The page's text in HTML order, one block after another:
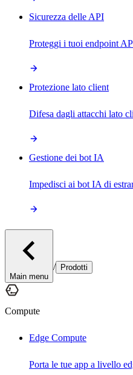
Sicurezza delle API
Proteggi i tuoi endpoint
Protezione lato client
Difesa dagli attacchi lato
Gestione dei bot IA
Impedisci ai bot IA di
Main menu
/ Prodotti
Compute
Edge Compute
Porta le tue app a livello